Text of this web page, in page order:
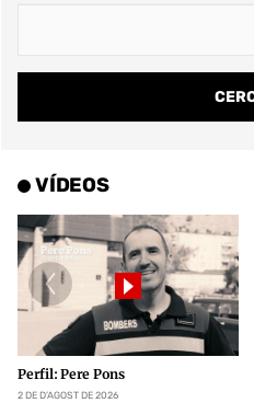
VÍDEOS
Perfil: Pere Pons
2 DE D’AGOST DE 2026